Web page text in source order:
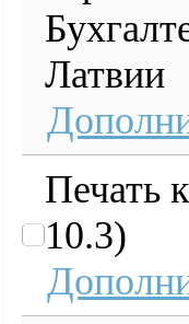
Латвии
Печать
10.3)